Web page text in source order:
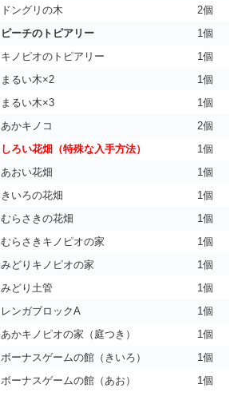
ドングリの木
2個
ピーチのトピアリー
1個
キノピオのトピアリー
1個
まるい木×2
1個
まるい木×3
1個
あかキノコ
2個
しろい花畑（特殊な入手方法）
1個
あおい花畑
1個
きいろの花畑
1個
むらさきの花畑
1個
むらさきキノピオの家
1個
みどりキノピオの家
1個
みどり土管
1個
レンガブロックA
1個
あかキノピオの家（庭つき）
1個
ボーナスゲームの館（きいろ）
1個
ボーナスゲームの館（あお）
1個